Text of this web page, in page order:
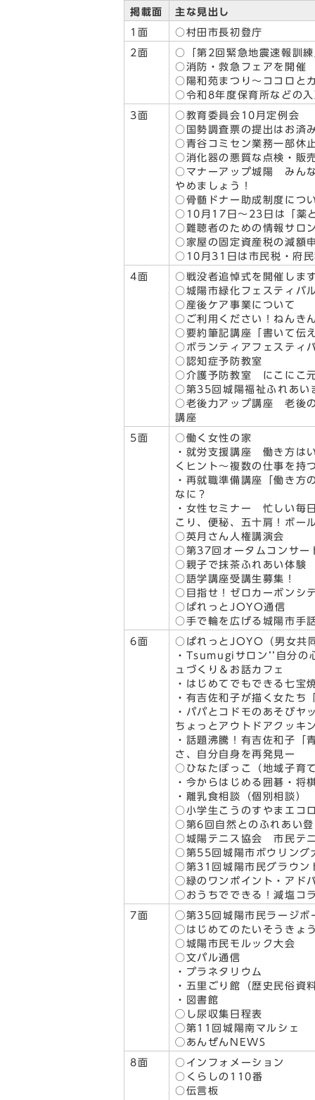
掲載面 主な見出し
1面 ○村田市長初登庁
2面
○「第2回緊急地震速報訓
○消防・救急フェアを開催
○陽和苑まつり～ココロと
○令和8年度保育所などの
3面
○教育委員会10月定例会
○国勢調査票の提出はお済
○青谷コミセン業務一部休
○消化器の悪質な点検・販
○マナーアップ城陽 みん
やめましょう！
○骨髄ドナー助成制度につ
○10月17日～23日は「薬
○難聴者のための情報サロ
○家屋の固定資産税の減額
○10月31日は市民税・府民
4面
○戦没者追悼式を開催しま
○城陽市緑化フェスティバ
○産後ケア事業について
○ご利用ください！ねんき
○要約筆記講座「書いて伝
○ボランティアフェスティ
○認知症予防教室
○介護予防教室 にこにこ
○第35回城陽福祉ふれあい
○老後力アップ講座 老後
講座
5面
○働く女性の家
・就労支援講座 働き方は
くヒント～複数の仕事を持
・再就職準備講座「働き方
なに？
・女性セミナー 忙しい毎
こり、便秘、五十肩！ボー
○英月さん人権講演会
○第37回オータムコンサー
○親子で抹茶ふれあい体験
○語学講座受講生募集！
○目指せ！ゼロカーボンシ
○ぱれっとJOYO通信
○手で輪を広げる城陽市手
6面
○ぱれっとJOYO（男女共
・Tsumugiサロン’’自分の
ュづくり＆お話カフェ
・はじめてでもできる七宝
・有吉佐和子が描く女たち
・パパとコドモのあそび
ちょっとアウトドアクッキ
・話題沸騰！有吉佐和子「
さ、自分自身を再発見ー
○ひなたぼっこ（地域子育
・今からはじめる囲碁・将
・離乳食相談（個別相談）
○小学生こうのすやまエコ
○第6回自然とのふれあい
○城陽テニス協会 市民テ
○第55回城陽市ボウリング
○第31回城陽市民グラウン
◯緑のワンポイント・アド
◯おうちでできる！減塩コ
7面
◯第35回城陽市民ラージボ
◯はじめてのたいそうきょ
○城陽市民モルック大会
○文パル通信
・プラネタリウム
・五里ごり館（歴史民俗資
・図書館
◯し尿収集日程表
◯第11回城陽南マルシェ
◯あんぜんNEWS
8面
○インフォメーション
○くらしの110番
○伝言板